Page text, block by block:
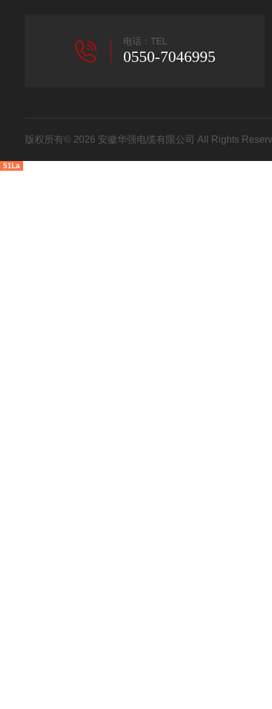
电话：TEL
0550-7046995
版权所有© 2026 安徽华强电缆有限公司 All Rights
51La